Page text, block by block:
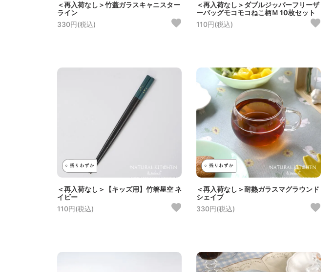
＜再入荷なし＞竹蓋ガラスキャニスター
ライン
330円(税込)
＜再入荷なし＞ダブルジッパーフリーザ
ーバッグモコモコねこ柄Ｍ 10枚セット
110円(税込)
＜再入荷なし＞【キッズ用】竹箸星空 ネ
イビー
110円(税込)
＜再入荷なし＞耐熱ガラスマグラウンド
シェイプ
330円(税込)